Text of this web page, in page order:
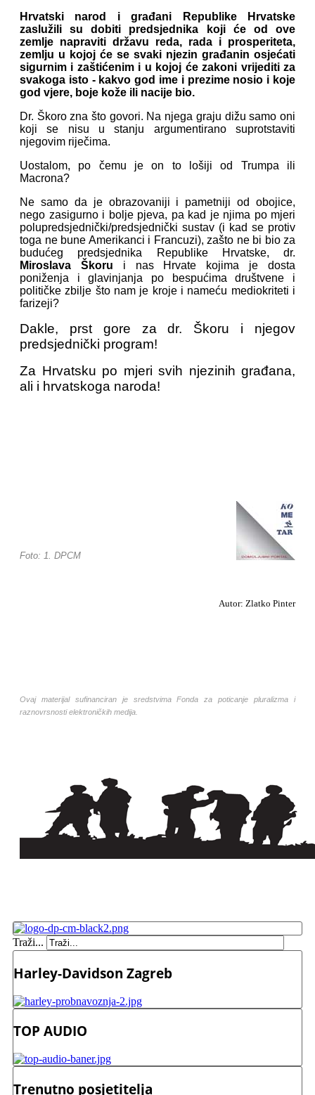
Hrvatski narod i građani Republike Hrvatske
zaslužili su dobiti predsjednika koji će od ove
zemlje napraviti državu reda, rada i prosperiteta,
zemlju u kojoj će se svaki njezin građanin osjećati
sigurnim i zaštićenim i u kojoj će zakoni vrijediti za
svakoga isto - kakvo god ime i prezime nosio i koje
god vjere, boje kože ili nacije bio.
Dr. Škoro zna što govori. Na njega graju dižu samo oni
koji se nisu u stanju argumentirano suprotstaviti
njegovim riječima.
Uostalom, po čemu je on to lošiji od Trumpa ili
Macrona?
Ne samo da je obrazovaniji i pametniji od obojice,
nego zasigurno i bolje pjeva, pa kad je njima po mjeri
polupredsjednički/predsjednički sustav (i kad se protiv
toga ne bune Amerikanci i Francuzi), zašto ne bi bio za
budućeg predsjednika Republike Hrvatske, dr.
Miroslava Škoru i nas Hrvate kojima je dosta
poniženja i glavinjanja po bespućima društvene i
političke zbilje što nam je kroje i nameću mediokriteti i
farizeji?
Dakle, prst gore za dr. Škoru i njegov
predsjednički program!
Za Hrvatsku po mjeri svih njezinih građana,
ali i hrvatskoga naroda!
Foto: 1. DPCM
Autor: Zlatko Pinter
Ovaj materijal sufinanciran je sredstvima Fonda za poticanje pluralizma i
raznovrsnosti elektroničkih medija.
Traži...
Harley-Davidson Zagreb
TOP AUDIO
Trenutno posjetitelja